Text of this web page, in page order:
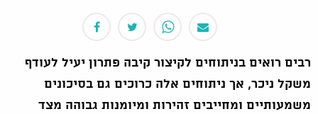
רבים רואים בניתוחים לקיצור קיבה פתרון יעיל לעודף
משקל ניכר, אך ניתוחים אלה כרוכים גם בסיכונים
משמעותיים ומחייבים זהירות ומיומנות גבוהה מצד